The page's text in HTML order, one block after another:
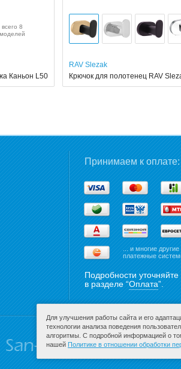
всего 8
моделей
Каньон L50
RAV Slezak
Крючок для полотенец RAV
Принимаем к оплате:
... и многие другие
платежные
Подробности уточняйте
в разделе “Оплата”.
Для улучшения работы сайта и его
технологии анализа поведения
алгоритмы. С подробной информацией о
нашей Политике в отношении обработки